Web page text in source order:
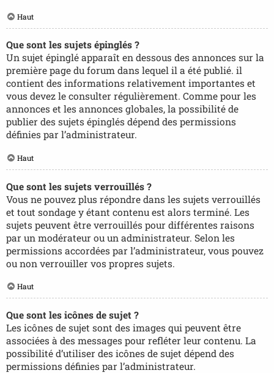
Haut
Que sont les sujets épinglés ?
Un sujet épinglé apparaît en dessous des annonces sur la
première page du forum dans lequel il a été publié. il
contient des informations relativement importantes et
vous devez le consulter régulièrement. Comme pour les
annonces et les annonces globales, la possibilité de
publier des sujets épinglés dépend des permissions
définies par l’administrateur.
Haut
Que sont les sujets verrouillés ?
Vous ne pouvez plus répondre dans les sujets verrouillés
et tout sondage y étant contenu est alors terminé. Les
sujets peuvent être verrouillés pour différentes raisons
par un modérateur ou un administrateur. Selon les
permissions accordées par l’administrateur, vous pouvez
ou non verrouiller vos propres sujets.
Haut
Que sont les icônes de sujet ?
Les icônes de sujet sont des images qui peuvent être
associées à des messages pour refléter leur contenu. La
possibilité d’utiliser des icônes de sujet dépend des
permissions définies par l’administrateur.